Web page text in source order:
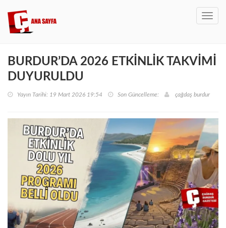
BURDUR’DA 2026 ETKİNLİK TAKVİMİ
DUYURULDU
Yayın Tarihi: 19 Mart 2026 19:54 Son Güncelleme: çağdaş burdur